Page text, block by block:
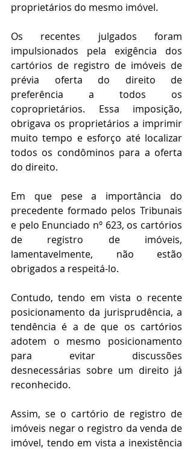
proprietários do mesmo imóvel.
Os recentes julgados foram
impulsionados pela exigência dos
cartórios de registro de imóveis de
prévia oferta do direito de
preferência a todos os
coproprietários. Essa imposição,
obrigava os proprietários a imprimir
muito tempo e esforço até localizar
todos os condôminos para a oferta
do direito.
Em que pese a importância do
precedente formado pelos Tribunais
e pelo Enunciado nº 623, os cartórios
de registro de imóveis,
lamentavelmente, não estão
obrigados a respeitá-lo.
Contudo, tendo em vista o recente
posicionamento da jurisprudência, a
tendência é a de que os cartórios
adotem o mesmo posicionamento
para evitar discussões
desnecessárias sobre um direito já
reconhecido.
Assim, se o cartório de registro de
imóveis negar o registro da venda de
imóvel, tendo em vista a inexistência